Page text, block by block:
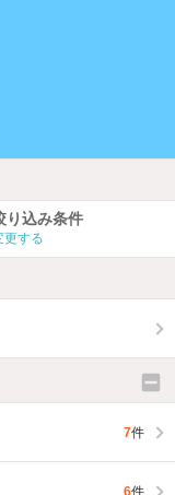
り込み条件
更する
7件
6件